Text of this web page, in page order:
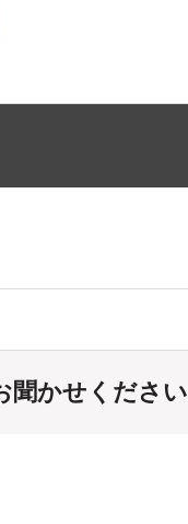
聞かせください